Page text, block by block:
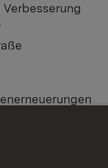
120 Meter